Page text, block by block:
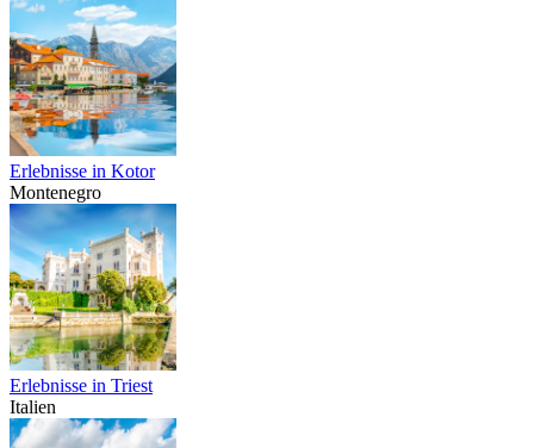
Erlebnisse in Kotor
Montenegro
Erlebnisse in Triest
Italien